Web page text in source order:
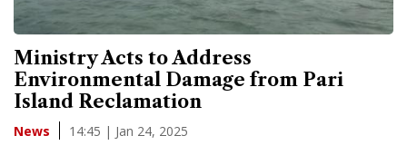
Ministry Acts to Address
Environmental Damage from Pari
Island Reclamation
News 14:45 | Jan 24, 2025